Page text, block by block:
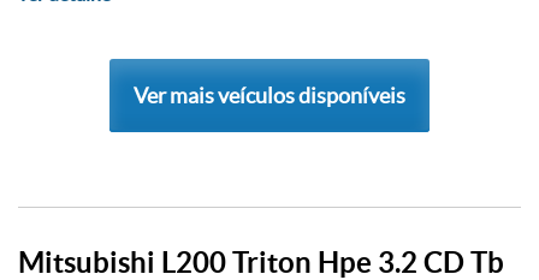
Ver mais veículos disponíveis
Mitsubishi L200 Triton Hpe 3.2 CD Tb